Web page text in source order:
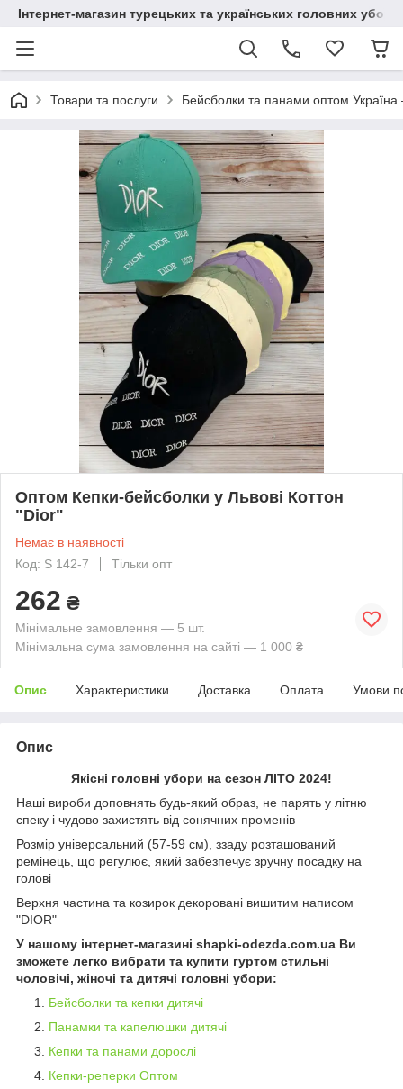
Інтернет-магазин турецьких та українських головних
Товари та послуги Бейсболки та панами оптом
Оптом Кепки-бейсболки у Львові Коттон
"Dior"
Немає в наявності
Код: S 142-7
Тільки опт
262 ₴
Мінімальне замовлення — 5 шт.
Мінімальна сума замовлення на сайті — 1 000 ₴
Опис Характеристики Доставка Оплата Умови
Опис
Якісні головні убори на сезон ЛІТО 2024!
Наші вироби доповнять будь-який образ, не парять у літню
спеку і чудово захистять від сонячних променів
Розмір універсальний (57-59 см), ззаду розташований
ремінець, що регулює, який забезпечує зручну посадку на
голові
Верхня частина та козирок декоровані вишитим написом
"DIOR"
У нашому інтернет-магазині shapki-odezda.com.ua Ви
зможете легко вибрати та купити гуртом стильні
чоловічі, жіночі та дитячі головні убори:
Бейсболки та кепки дитячі
Панамки та капелюшки дитячі
Кепки та панами дорослі
Кепки-реперки Оптом